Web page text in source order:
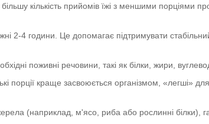
кількість прийомів їжі з меншими порціями
2-4 години. Це допомагає підтримувати
поживні речовини, такі як білки, жири,
порції краще засвоюється організмом, «легші»
(наприклад, м'ясо, риба або рослинні білки),